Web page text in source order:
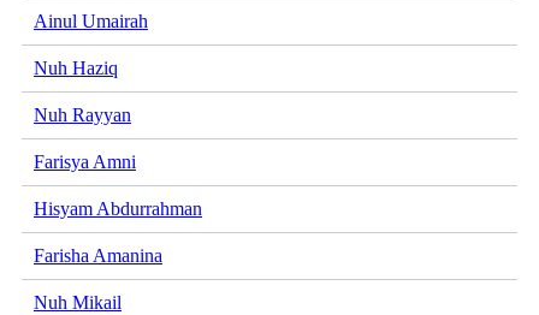
Ainul Umairah
Nuh Haziq
Nuh Rayyan
Farisya Amni
Hisyam Abdurrahman
Farisha Amanina
Nuh Mikail